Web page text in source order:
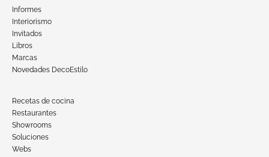
Informes
Interiorismo
Invitados
Libros
Marcas
Novedades DecoEstilo
Recetas de cocina
Restaurantes
Showrooms
Soluciones
Webs